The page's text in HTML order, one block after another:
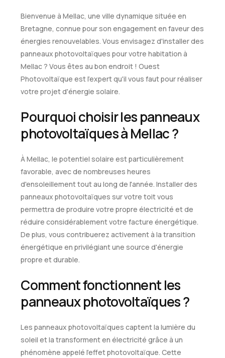
Bienvenue à Mellac, une ville dynamique située en
Bretagne, connue pour son engagement en faveur des
énergies renouvelables. Vous envisagez d'installer des
panneaux photovoltaïques pour votre habitation à
Mellac ? Vous êtes au bon endroit ! Ouest
Photovoltaïque est l'expert qu'il vous faut pour réaliser
votre projet d'énergie solaire.
Pourquoi choisir les panneaux
photovoltaïques à Mellac ?
À Mellac, le potentiel solaire est particulièrement
favorable, avec de nombreuses heures
d'ensoleillement tout au long de l'année. Installer des
panneaux photovoltaïques sur votre toit vous
permettra de produire votre propre électricité et de
réduire considérablement votre facture énergétique.
De plus, vous contribuerez activement à la transition
énergétique en privilégiant une source d'énergie
propre et durable.
Comment fonctionnent les
panneaux photovoltaïques ?
Les panneaux photovoltaïques captent la lumière du
soleil et la transforment en électricité grâce à un
phénomène appelé l'effet photovoltaïque. Cette